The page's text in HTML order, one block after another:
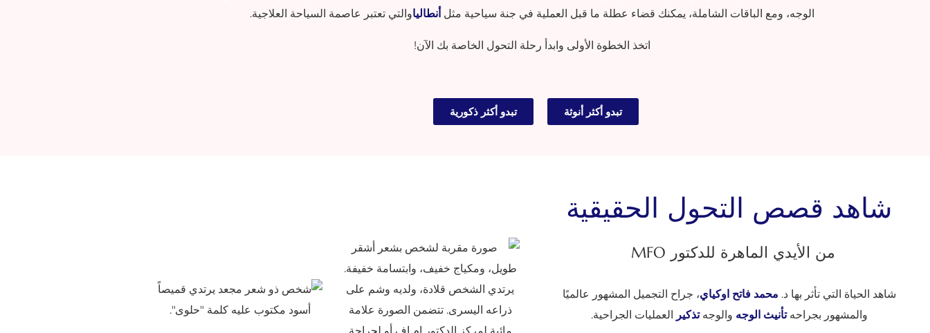
الوجه، ومع الباقات الشاملة، يمكنك قضاء عطلة ما قبل العملية في جنة سياحية مثل أنطالياوالتي تعتبر عاصمة السياحة العلاجية.
اتخذ الخطوة الأولى وابدأ رحلة التحول الخاصة بك الآن!
تبدو أكثر أنوثة تبدو أكثر ذكورية
شاهد قصص التحول الحقيقية
من الأيدي الماهرة للدكتور MFO
شاهد الحياة التي تأثر بها د. محمد فاتح اوكياي، جراح التجميل المشهور عالميًا
والمشهور بجراحهتأنيث الوجه والوجهتذكير العمليات الجراحية.